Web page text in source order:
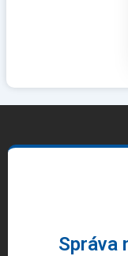
Správa